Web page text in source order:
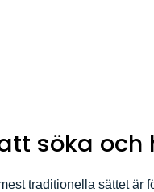
söka
traditionella sättet är